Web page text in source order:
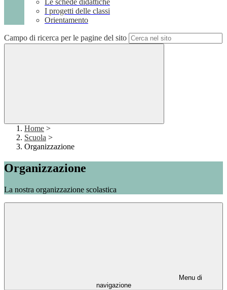
Le schede didattiche
I progetti delle classi
Orientamento
Campo di ricerca per le pagine del sito
Home >
Scuola >
Organizzazione
Organizzazione
La nostra organizzazione scolastica
Menu di
navigazione